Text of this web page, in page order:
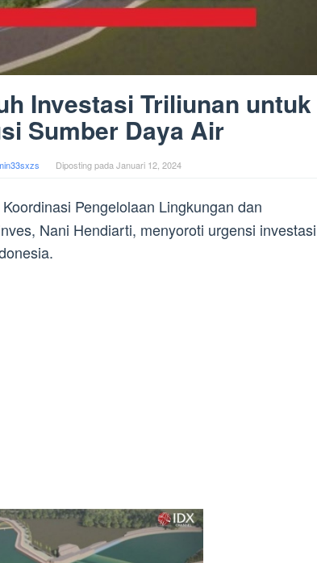
Investasi Triliunan untuk
Sumber Daya Air
Diposting pada Januari 12, 2024
Pengelolaan Lingkungan dan
Nani Hendiarti, menyoroti urgensi investasi